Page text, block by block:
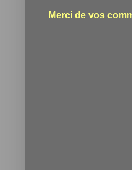
Merci de vos